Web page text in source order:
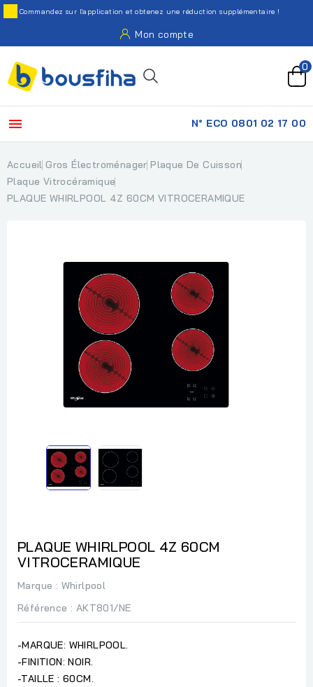
Commandez sur l'application et obtenez une réduction supplémentaire !
Mon compte
0
 N° ECO 0801 02 17 00
Accueil Gros Électroménager Plaque De Cuisson
Plaque Vitrocéramique
PLAQUE WHIRLPOOL 4Z 60CM VITROCERAMIQUE
PLAQUE WHIRLPOOL 4Z 60CM
VITROCERAMIQUE
Marque : Whirlpool
Référence : AKT801/NE
-MARQUE: WHIRLPOOL.
-FINITION: NOIR.
-TAILLE : 60CM.